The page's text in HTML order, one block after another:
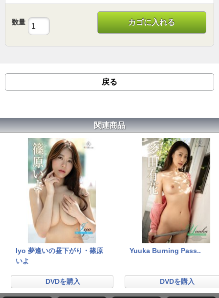
数量 カゴに入れる
戻る
関連商品
Iyo 夢逢いの昼下がり・篠原
いよ
DVDを購入
Yuuka Burning Pass..
DVDを購入